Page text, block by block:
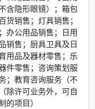
含隐形眼镜）；箱包
销售；灯具销售；
办公用品销售；日用
销售；厨具卫具及日
用品及器材零售；乐
件零售；咨询策划服
；教育咨询服务（不
除许可业务外，可自
项目）